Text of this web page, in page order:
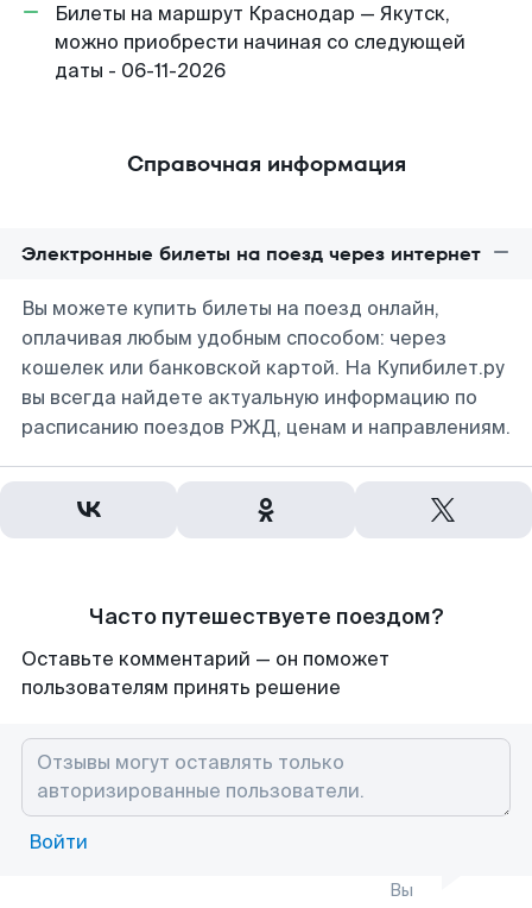
Билеты на маршрут Краснодар — Якутск,
можно приобрести начиная со следующей
даты - 06-11-2026
Справочная информация
Электронные билеты на поезд через интернет
Вы можете купить билеты на поезд онлайн,
оплачивая любым удобным способом: через
кошелек или банковской картой. На Купибилет.ру
вы всегда найдете актуальную информацию по
расписанию поездов РЖД, ценам и направлениям.
Часто путешествуете поездом?
Оставьте комментарий — он поможет
пользователям принять решение
Войти
Вы